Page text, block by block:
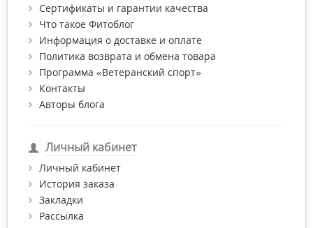
Сертификаты и гарантии качества
Что такое Фитоблог
Информация о доставке и оплате
Политика возврата и обмена товара
Программа «Ветеранский спорт»
Контакты
Авторы блога
Личный кабинет
Личный кабинет
История заказа
Закладки
Рассылка